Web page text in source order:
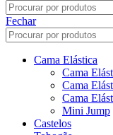
Fechar
Cama Elástica
Cama
Cama
Cama
Mini Jump
Castelos